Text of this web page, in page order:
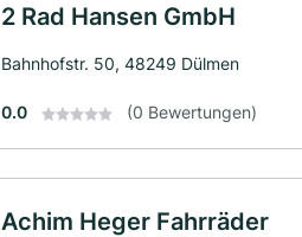
2 Rad Hansen GmbH
Bahnhofstr. 50, 48249 Dülmen
0.0 (0 Bewertungen)
Achim Heger Fahrräder